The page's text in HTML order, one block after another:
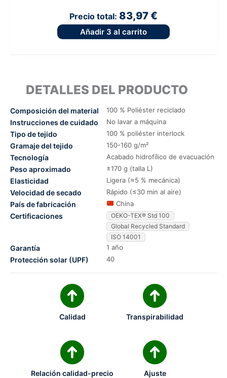
Precio total: 83,97 €
Añadir 3 al carrito
DETALLES DEL PRODUCTO
Composición del material 100 % Poliéster reciclado
Instrucciones de cuidado No lavar a máquina
Tipo de tejido 100 % poliéster interlock
Gramaje del tejido 150-160 g/m²
Tecnología Acabado hidrofílico de evacuación
Peso aproximado ±170 g (talla L)
Elasticidad Ligera (≈5 % mecánica)
Velocidad de secado Rápido (≤30 min al aire)
País de fabricación China
Certificaciones
OEKO-TEX® Std 100
Global Recycled Standard
ISO 14001
Garantía 1 año
Protección solar (UPF) 40
Calidad Transpirabilidad
Relación calidad-precio Ajuste